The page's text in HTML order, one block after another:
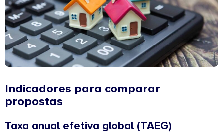
Indicadores para comparar
propostas
Taxa anual efetiva global (TAEG)